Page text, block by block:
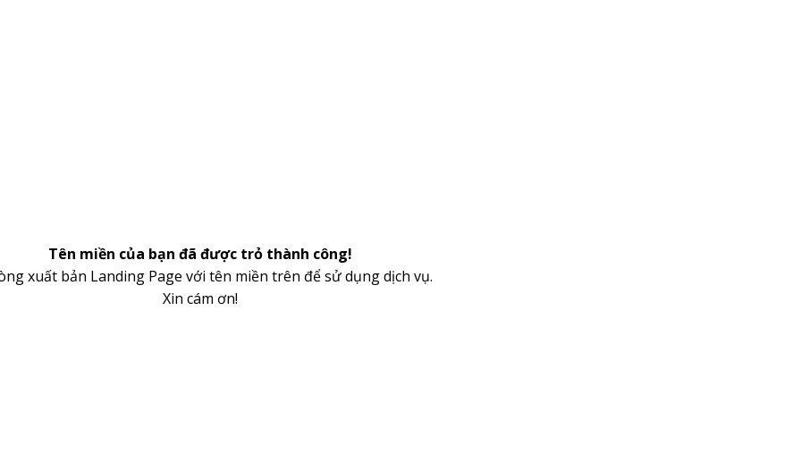
Tên miền của bạn đã được trỏ thành công!
xuất bản Landing Page với tên miền trên để sử dụng dịch vụ.
Xin cám ơn!